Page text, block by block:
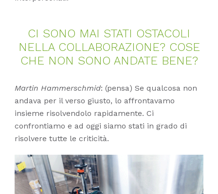
CI SONO MAI STA­TI OSTA­CO­LI
NELLA COL­LA­BO­RA­ZIO­NE? COSE
CHE NON SONO AN­DA­TE BENE?
Martin Hammerschmid: (pensa) Se qualcosa non
andava per il verso giusto, lo affrontavamo
insieme risolvendolo rapidamente. Ci
confrontiamo e ad oggi siamo stati in grado di
risolvere tutte le criticità.